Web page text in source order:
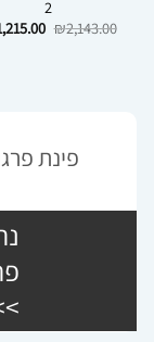
2
₪2,143.00 המחיר
המקורי
פינת